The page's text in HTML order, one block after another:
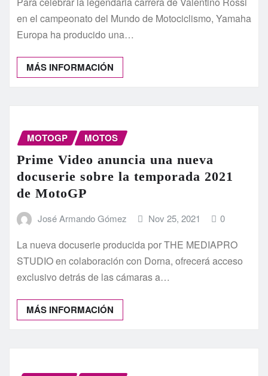
en el campeonato del Mundo de Motociclismo, Yamaha
Europa ha producido una…
MÁS INFORMACIÓN
MOTOGP MOTOS
Prime Video anuncia una nueva
docuserie sobre la temporada 2021
de MotoGP
José Armando Gómez Nov 25, 2021 0
La nueva docuserie producida por THE MEDIAPRO
STUDIO en colaboración con Dorna, ofrecerá acceso
exclusivo detrás de las cámaras a…
MÁS INFORMACIÓN